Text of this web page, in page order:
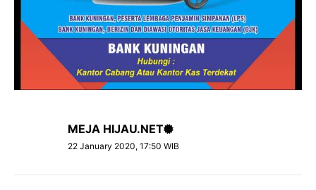
MEJA HIJAU.NET
22 January 2020, 17:50 WIB